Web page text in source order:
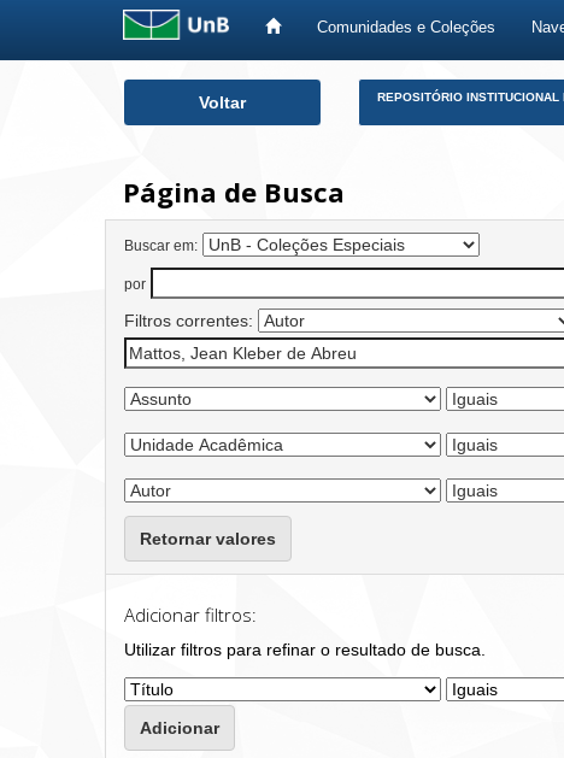
Comunidades e Coleções
Voltar REPOSITÓRIO INSTITUCIONAL
Página de Busca
Buscar em:
por
Filtros correntes:
Retornar valores
Adicionar filtros:
Utilizar filtros para refinar o resultado de busca.